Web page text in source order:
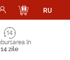
RU
în
14 zile